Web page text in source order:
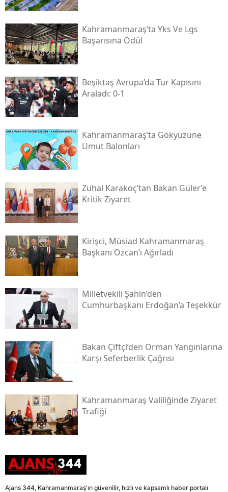
Kahramanmaraş’ta Yks Ve Lgs
Başarısına Ödül
Beşiktaş Avrupa’da Tur Kapısını
Araladı: 0-1
Kahramanmaraş’ta Gökyüzüne
Umut Balonları
Zuhal Karakoç’tan Bakan Güler’e
Kritik Ziyaret
Kirişci, Müsi̇ad Kahramanmaraş
Başkanı Özcan’ı Ağırladı
Milletvekili Şahin’den
Cumhurbaşkanı Erdoğan’a Teşekkür
Bakan Çiftçi’den Orman Yangınlarına
Karşı Seferberlik Çağrısı
Kahramanmaraş Valiliğinde Ziyaret
Trafiği
Ajans 344, Kahramanmaraş'ın güvenilir, hızlı ve kapsamlı haber portalı